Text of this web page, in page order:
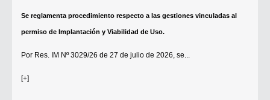
Se reglamenta procedimiento respecto a las gestiones vinculadas al
permiso de Implantación y Viabilidad de Uso.
Por Res. IM Nº 3029/26 de 27 de julio de 2026, se...
[+]